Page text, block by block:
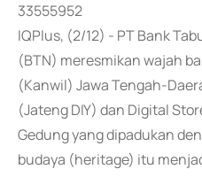
33555952
IQPlus, (2/12) - PT Bank
(BTN) meresmikan wajah
(Kanwil) Jawa Tengah-
(Jateng DIY) dan Digital
Gedung yang dipadukan
budaya (heritage) itu